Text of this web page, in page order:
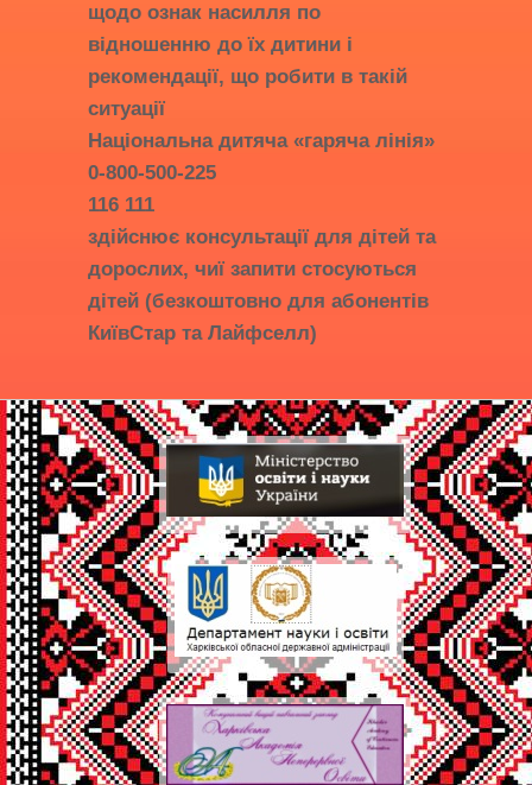
щодо ознак насилля по
відношенню до їх дитини і
рекомендації, що робити в такій
ситуації
Національна дитяча «гаряча лінія»
0-800-500-225
116 111
здійснює консультації для дітей та
дорослих, чиї запити стосуються
дітей (безкоштовно для абонентів
КиївСтар та Лайфселл)